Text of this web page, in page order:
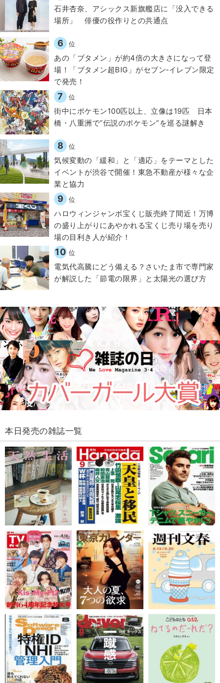
石井杏奈、アシックス新旗艦店に「没入できる
場所」 俳優の役作りとの共通点
6 位
あの「ブタメン」が約4倍の大きさになって登
場！「ブタメン超BIG」がセブン‐イレブン限定
で発売！
7 位
街中にポケモン100匹以上、立像は19匹 日本
橋・八重洲で“伝説のポケモン”を巡る謎解き
8 位
気候変動の「緩和」と「適応」をテーマとした
イベントが渋谷で開催！東急不動産が様々な企
業と協力
9 位
ハロウィンジャンボ宝くじ販売終了間近！万博
の盛り上がりにあやかれる宝くじ売り場を売り
場の目利き人が紹介！
10 位
電気代高騰にどう備える？さいたま市で専門家
が解説した「節電の限界」と太陽光の選び方
本日発売の雑誌一覧